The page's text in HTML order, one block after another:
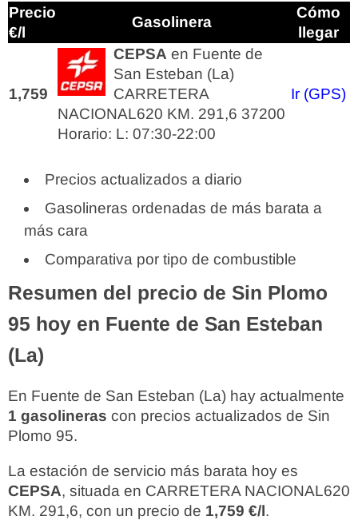
Precio
€/l
Gasolinera
Cómo
llegar
1,759
CEPSA en Fuente de
San Esteban (La)
CARRETERA
NACIONAL620 KM. 291,6 37200
Horario: L: 07:30-22:00
Ir (GPS)
Precios actualizados a diario
Gasolineras ordenadas de más barata a
más cara
Comparativa por tipo de combustible
Resumen del precio de Sin Plomo
95 hoy en Fuente de San Esteban
(La)
En Fuente de San Esteban (La) hay actualmente
1 gasolineras con precios actualizados de Sin
Plomo 95.
La estación de servicio más barata hoy es
CEPSA, situada en CARRETERA NACIONAL620
KM. 291,6, con un precio de 1,759 €/l.